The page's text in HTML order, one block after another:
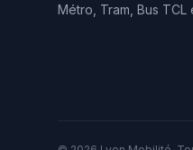
Sécurité sociale
Métro, Tram, Bus TCL